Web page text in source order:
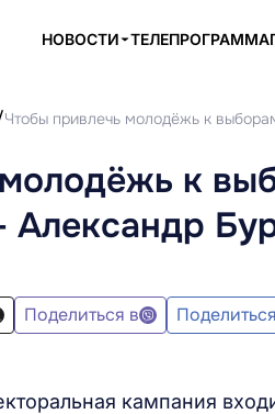
НОВОСТИ ТЕЛЕПРОГРАММА
Чтобы привлечь молодёжь к
к
Поделиться в
кампания